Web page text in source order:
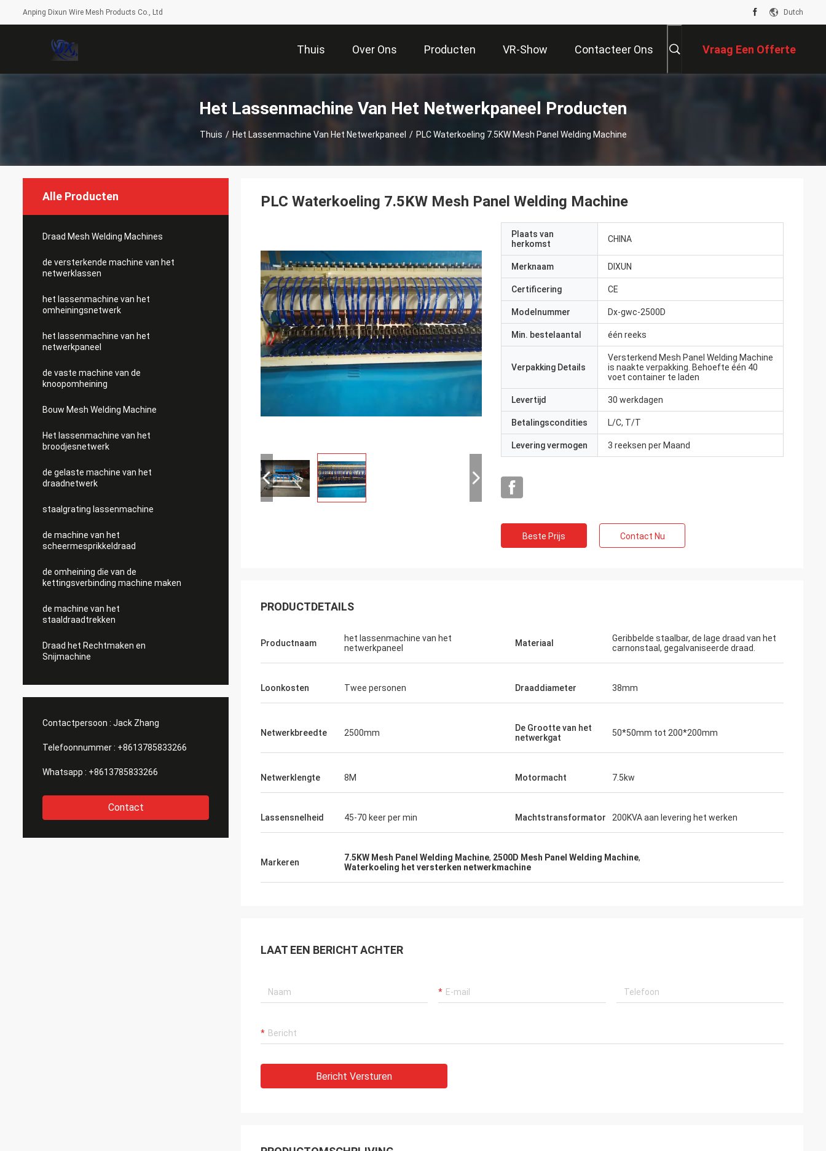
Anping Dixun Wire Mesh Products Co., Ltd Dutch
Thuis Over Ons Producten VR-Show Contacteer Ons Vraag Een Offerte
Het Lassenmachine Van Het Netwerkpaneel Producten
Thuis / Het Lassenmachine Van Het Netwerkpaneel / PLC Waterkoeling 7.5KW Mesh Panel Welding Machine
Alle Producten
Draad Mesh Welding Machines
de versterkende machine van het
netwerklassen
het lassenmachine van het
omheiningsnetwerk
het lassenmachine van het
netwerkpaneel
de vaste machine van de
knoopomheining
Bouw Mesh Welding Machine
Het lassenmachine van het
broodjesnetwerk
de gelaste machine van het
draadnetwerk
staalgrating lassenmachine
de machine van het
scheermesprikkeldraad
de omheining die van de
kettingsverbinding machine maken
de machine van het
staaldraadtrekken
Draad het Rechtmaken en
Snijmachine
Contactpersoon : Jack Zhang
Telefoonnummer : +8613785833266
Whatsapp : +8613785833266
Contact
PLC Waterkoeling 7.5KW Mesh Panel Welding Machine
Plaats van
herkomst
CHINA
Merknaam DIXUN
Certificering CE
Modelnummer Dx-gwc-2500D
Min. bestelaantal één reeks
Verpakking Details
Versterkend Mesh Panel Welding Machine
is naakte verpakking. Behoefte één 40
voet container te laden
Levertijd 30 werkdagen
Betalingscondities L/C, T/T
Levering vermogen 3 reeksen per Maand
Beste Prijs Contact Nu
PRODUCTDETAILS
Productnaam
het lassenmachine van het
netwerkpaneel
Materiaal
Geribbelde staalbar, de lage draad van het
carnonstaal, gegalvaniseerde draad.
Loonkosten Twee personen Draaddiameter 38mm
Netwerkbreedte 2500mm
De Grootte van het
netwerkgat
50*50mm tot 200*200mm
Netwerklengte 8M Motormacht 7.5kw
Lassensnelheid 45-70 keer per min Machtstransformator 200KVA aan levering het werken
Markeren 7.5KW Mesh Panel Welding Machine, 2500D Mesh Panel Welding Machine,
Waterkoeling het versterken netwerkmachine
LAAT EEN BERICHT ACHTER
Bericht Versturen